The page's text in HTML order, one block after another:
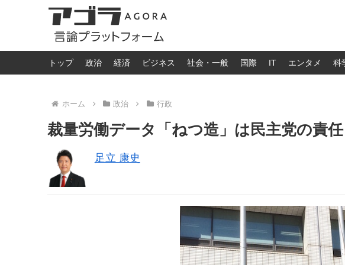
トップ 政治 経済 ビジネス 社会・一般 国際 IT エンタメ 科
ホーム 政治 行政
裁量労働データ「ねつ造」は民主党の責
足立 康史